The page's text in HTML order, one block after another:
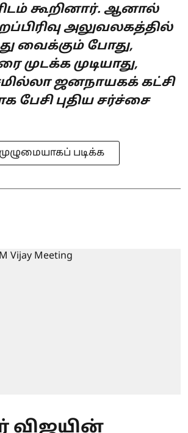
கூறினார். ஆனால்
அலுவலகத்தில்
வைக்கும் போது,
முடக்க முடியாது,
ஜனநாயகக் கட்சி
பேசி புதிய சர்ச்சை
முழுமையாகப் படிக்க
விஜயின்